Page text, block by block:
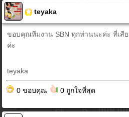
teyaka
ขอบคุณทีมงาน SBN ทุกท่านนะค่ะ ที่เสีย
ค่ะ
teyaka
0 ขอบคุณ 0 ถูกใจที่สุด